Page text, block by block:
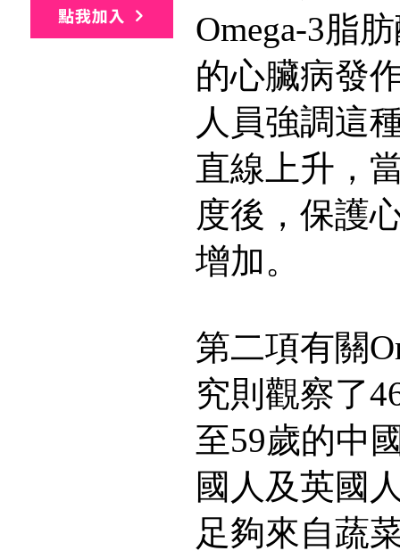
Omega-3脂
的心臟病發
人員強調這
直線上升，
度後，保護
增加。
第二項有關
究則觀察了
至59歲的中
國人及英國
足夠來自蔬